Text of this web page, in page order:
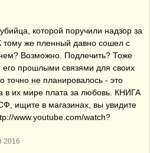
которой поручили надзор за
же пленный давно сошел с
Возможно. Подлечить? Тоже
его прошлыми связями для своих
точно не планировалось - это
в их мире плата за любовь. КНИГА
ищите в магазинах, вы увидите
www.youtube.com/watch?
2016